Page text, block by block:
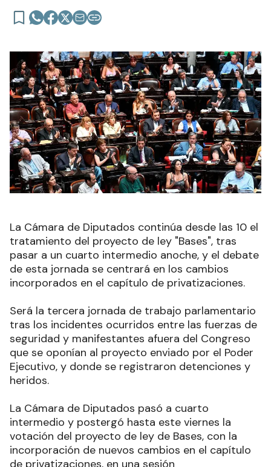
La Cámara de Diputados continúa desde las 10 el
tratamiento del proyecto de ley "Bases", tras
pasar a un cuarto intermedio anoche, y el debate
de esta jornada se centrará en los cambios
incorporados en el capítulo de privatizaciones.
Será la tercera jornada de trabajo parlamentario
tras los incidentes ocurridos entre las fuerzas de
seguridad y manifestantes afuera del Congreso
que se oponían al proyecto enviado por el Poder
Ejecutivo, y donde se registraron detenciones y
heridos.
La Cámara de Diputados pasó a cuarto
intermedio y postergó hasta este viernes la
votación del proyecto de ley de Bases, con la
incorporación de nuevos cambios en el capítulo
de privatizaciones, en una sesión